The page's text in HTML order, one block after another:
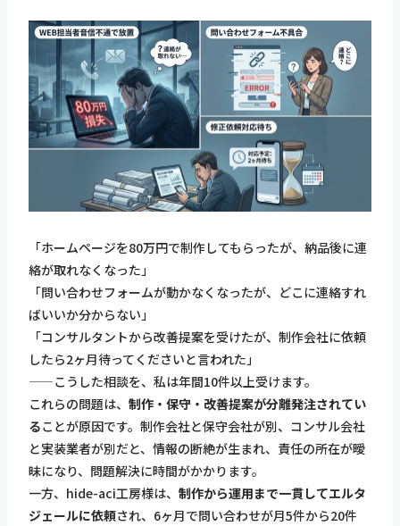
「ホームページを80万円で制作してもらったが、納品後に連
絡が取れなくなった」
「問い合わせフォームが動かなくなったが、どこに連絡すれ
ばいいか分からない」
「コンサルタントから改善提案を受けたが、制作会社に依頼
したら2ヶ月待ってくださいと言われた」
——こうした相談を、私は年間10件以上受けます。
これらの問題は、 制作・保守・改善提案が分離発注されてい
ることが原因です。制作会社と保守会社が別、コンサル会社
と実装業者が別だと、情報の断絶が生まれ、責任の所在が曖
昧になり、問題解決に時間がかかります。
一方、hide-aci工房様は、 制作から運用まで一貫してエルタ
ジェールに依頼され、6ヶ月で問い合わせが月5件から20件